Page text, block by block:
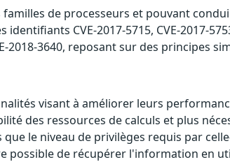
de processeurs et pouvant
CVE-2017-5715, CVE-2017-
2018-3640, reposant sur des principes
visant à améliorer leurs
des ressources de calculs et plus
le niveau de privilèges requis par
possible de récupérer l'information en